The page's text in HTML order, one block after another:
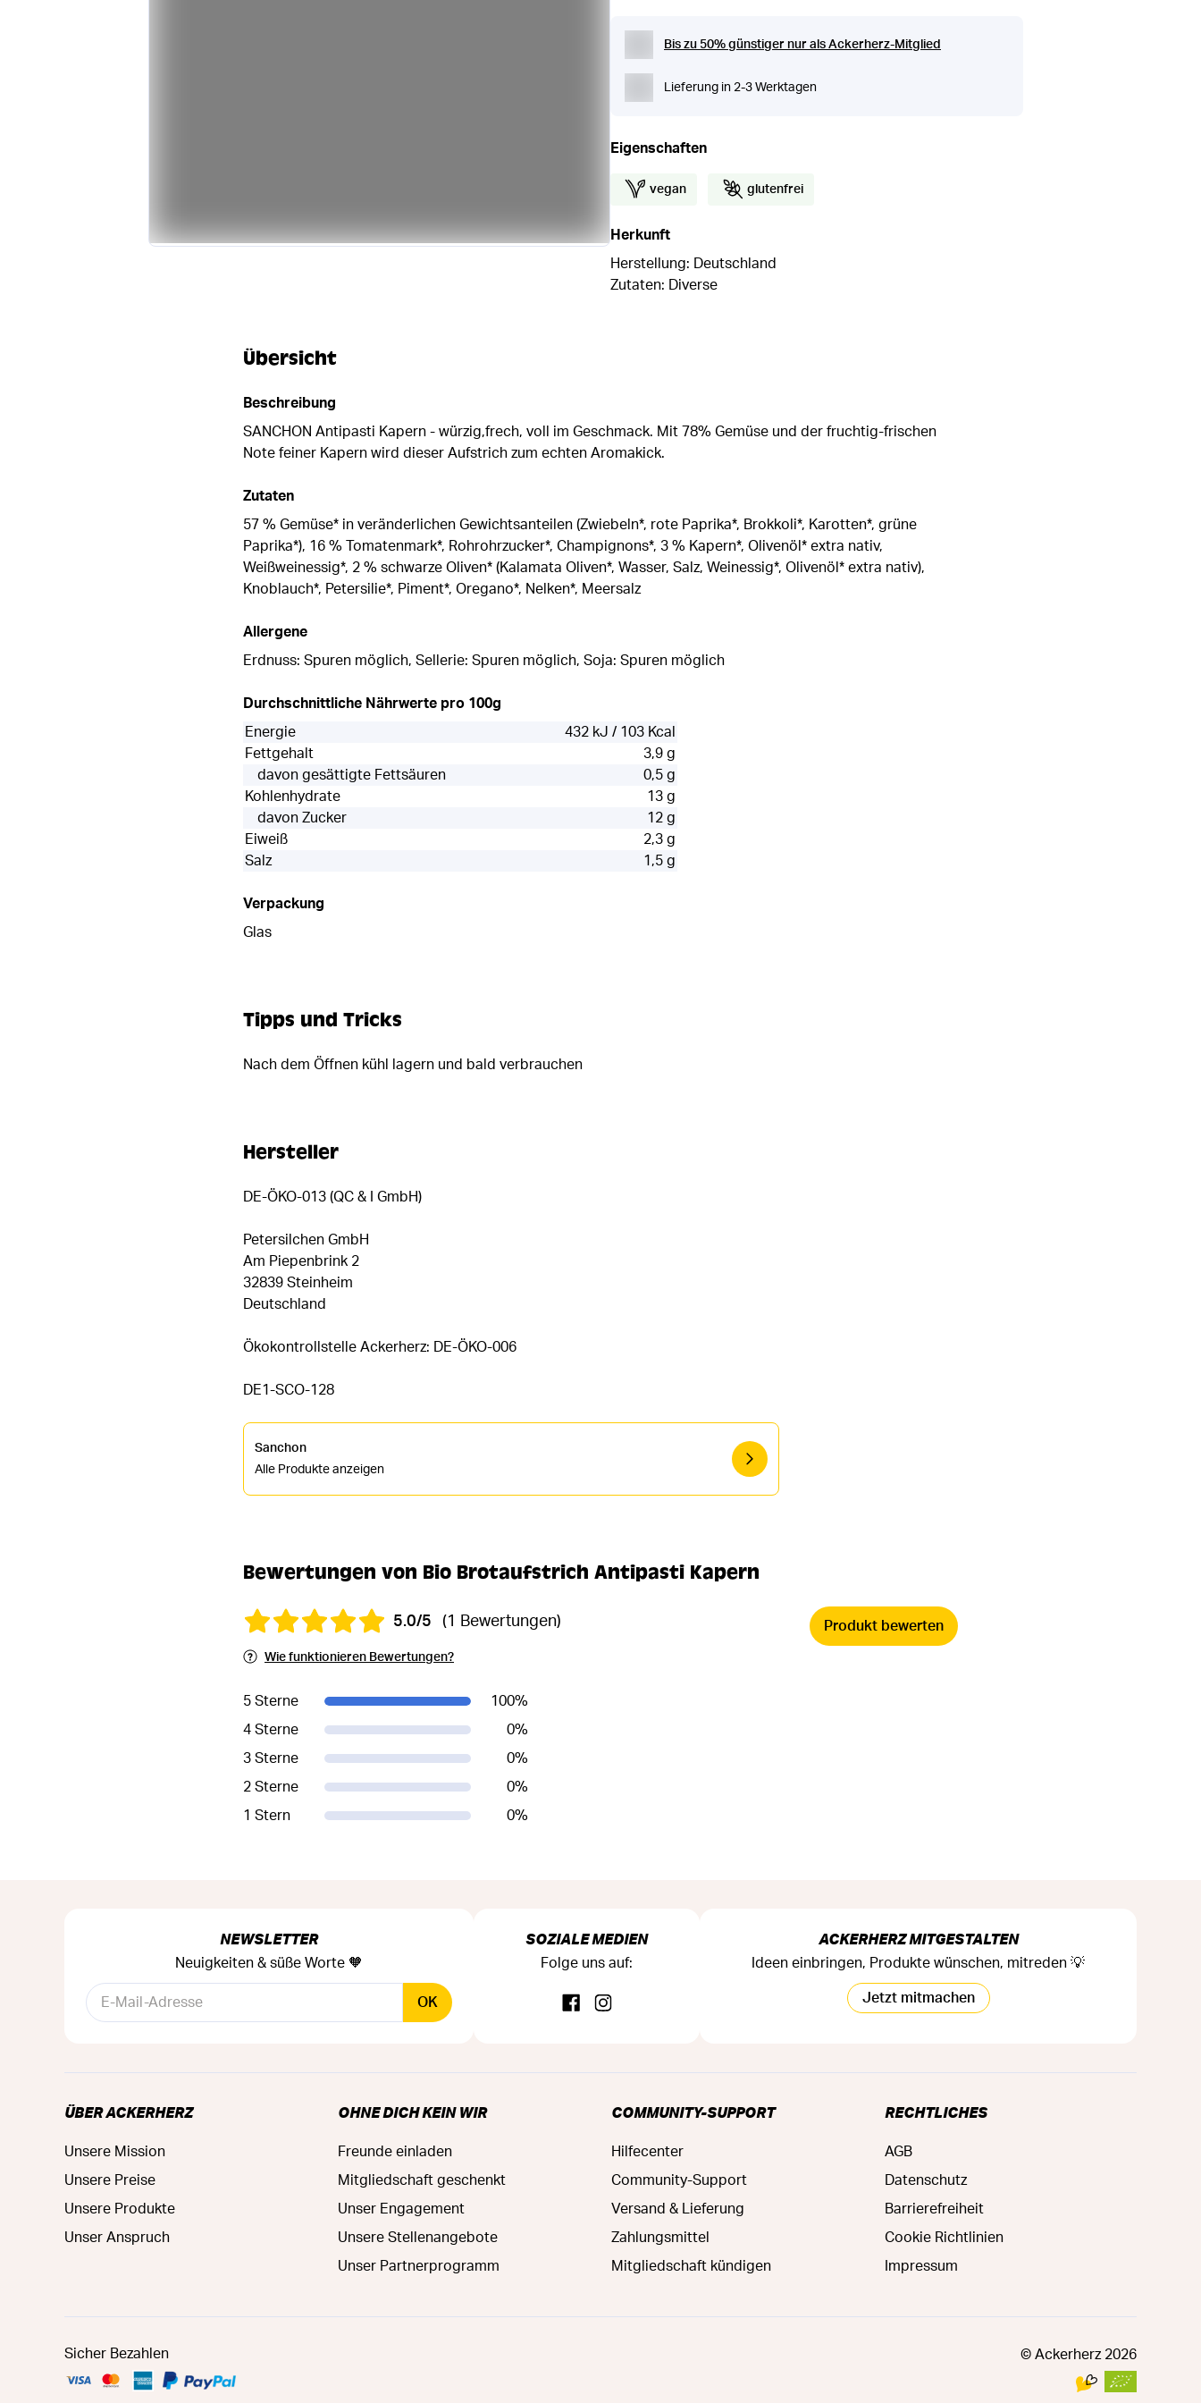
Bis zu 50% günstiger nur als Ackerherz-Mitglied
Lieferung in 2-3 Werktagen
Eigenschaften
vegan glutenfrei
Herkunft
Herstellung: Deutschland
Zutaten: Diverse
Übersicht
Beschreibung
SANCHON Antipasti Kapern - würzig,frech, voll im Geschmack. Mit 78% Gemüse und der fruchtig-frischen
Note feiner Kapern wird dieser Aufstrich zum echten Aromakick.
Zutaten
57 % Gemüse* in veränderlichen Gewichtsanteilen (Zwiebeln*, rote Paprika*, Brokkoli*, Karotten*, grüne
Paprika*), 16 % Tomatenmark*, Rohrohrzucker*, Champignons*, 3 % Kapern*, Olivenöl* extra nativ,
Weißweinessig*, 2 % schwarze Oliven* (Kalamata Oliven*, Wasser, Salz, Weinessig*, Olivenöl* extra nativ),
Knoblauch*, Petersilie*, Piment*, Oregano*, Nelken*, Meersalz
Allergene
Erdnuss: Spuren möglich, Sellerie: Spuren möglich, Soja: Spuren möglich
Durchschnittliche Nährwerte pro 100g
Energie
432 kJ / 103 Kcal
Fettgehalt
3,9 g
davon gesättigte Fettsäuren
0,5 g
Kohlenhydrate
13 g
davon Zucker
12 g
Eiweiß
2,3 g
Salz
1,5 g
Verpackung
Glas
Tipps und Tricks
Nach dem Öffnen kühl lagern und bald verbrauchen
Hersteller
DE-ÖKO-013 (QC & I GmbH)
Petersilchen GmbH
Am Piepenbrink 2
32839 Steinheim
Deutschland
Ökokontrollstelle Ackerherz: DE-ÖKO-006
DE1-SCO-128
Sanchon
Alle Produkte anzeigen
Bewertungen von Bio Brotaufstrich Antipasti Kapern
5.0/5 (1 Bewertungen)
Wie funktionieren Bewertungen?
Produkt bewerten
5 Sterne 100%
4 Sterne
0%
3 Sterne
0%
2 Sterne
0%
1 Stern
0%
NEWSLETTER
Neuigkeiten & süße Worte 🧡
OK
SOZIALE MEDIEN
Folge uns auf:
ACKERHERZ MITGESTALTEN
Ideen einbringen, Produkte wünschen, mitreden 💡
Jetzt mitmachen
ÜBER ACKERHERZ
Unsere Mission
Unsere Preise
Unsere Produkte
Unser Anspruch
OHNE DICH KEIN WIR
Freunde einladen
Mitgliedschaft geschenkt
Unser Engagement
Unsere Stellenangebote
Unser Partnerprogramm
COMMUNITY-SUPPORT
Hilfecenter
Community-Support
Versand & Lieferung
Zahlungsmittel
Mitgliedschaft kündigen
RECHTLICHES
AGB
Datenschutz
Barrierefreiheit
Cookie Richtlinien
Impressum
Sicher Bezahlen © Ackerherz 2026